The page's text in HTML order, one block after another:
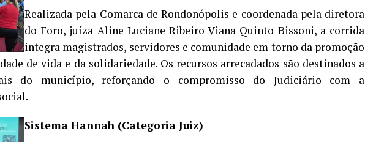
Realizada pela Comarca de Rondonópolis e coordenada pela diretora
do Foro, juíza Aline Luciane Ribeiro Viana Quinto Bissoni, a corrida
integra magistrados, servidores e comunidade em torno da promoção
de vida e da solidariedade. Os recursos arrecadados são destinados a
do município, reforçando o compromisso do Judiciário com a
Sistema Hannah (Categoria Juiz)